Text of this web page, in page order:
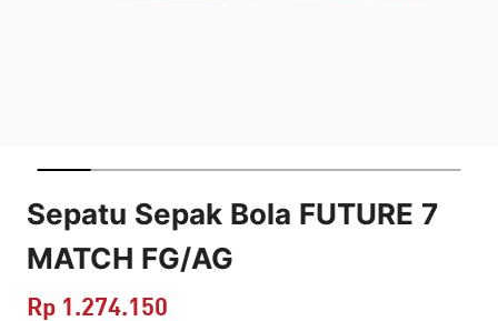
Sepatu Sepak Bola FUTURE 7
MATCH FG/AG
Rp 1.274.150